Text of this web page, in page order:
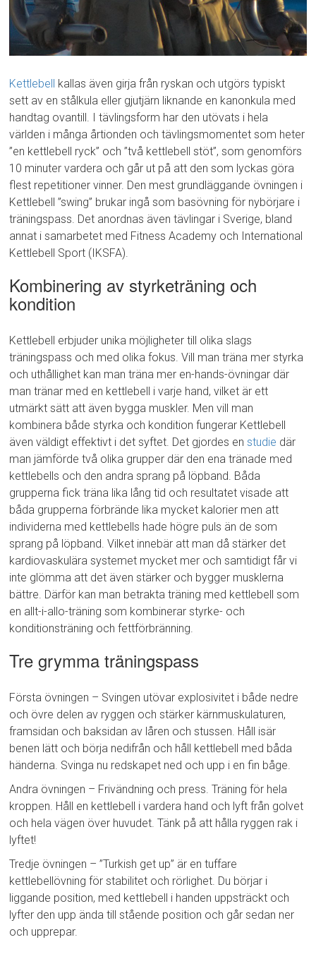
Kettlebell kallas även girja från ryskan och utgörs typiskt
sett av en stålkula eller gjutjärn liknande en kanonkula med
handtag ovantill. I tävlingsform har den utövats i hela
världen i många årtionden och tävlingsmomentet som heter
”en kettlebell ryck” och ”två kettlebell stöt”, som genomförs
10 minuter vardera och går ut på att den som lyckas göra
flest repetitioner vinner. Den mest grundläggande övningen i
Kettlebell ”swing” brukar ingå som basövning för nybörjare i
träningspass. Det anordnas även tävlingar i Sverige, bland
annat i samarbetet med Fitness Academy och International
Kettlebell Sport (IKSFA).
Kombinering av styrketräning och
kondition
Kettlebell erbjuder unika möjligheter till olika slags
träningspass och med olika fokus. Vill man träna mer styrka
och uthållighet kan man träna mer en-hands-övningar där
man tränar med en kettlebell i varje hand, vilket är ett
utmärkt sätt att även bygga muskler. Men vill man
kombinera både styrka och kondition fungerar Kettlebell
även väldigt effektivt i det syftet. Det gjordes enstudie där
man jämförde två olika grupper där den ena tränade med
kettlebells och den andra sprang på löpband. Båda
grupperna fick träna lika lång tid och resultatet visade att
båda grupperna förbrände lika mycket kalorier men att
individerna med kettlebells hade högre puls än de som
sprang på löpband. Vilket innebär att man då stärker det
kardiovaskulära systemet mycket mer och samtidigt får vi
inte glömma att det även stärker och bygger musklerna
bättre. Därför kan man betrakta träning med kettlebell som
en allt-i-allo-träning som kombinerar styrke- och
konditionsträning och fettförbränning.
Tre grymma träningspass
Första övningen – Svingen utövar explosivitet i både nedre
och övre delen av ryggen och stärker kärnmuskulaturen,
framsidan och baksidan av låren och stussen. Håll isär
benen lätt och börja nedifrån och håll kettlebell med båda
händerna. Svinga nu redskapet ned och upp i en fin båge.
Andra övningen – Frivändning och press. Träning för hela
kroppen. Håll en kettlebell i vardera hand och lyft från golvet
och hela vägen över huvudet. Tänk på att hålla ryggen rak i
lyftet!
Tredje övningen – ”Turkish get up” är en tuffare
kettlebellövning för stabilitet och rörlighet. Du börjar i
liggande position, med kettlebell i handen uppsträckt och
lyfter den upp ända till stående position och går sedan ner
och upprepar.